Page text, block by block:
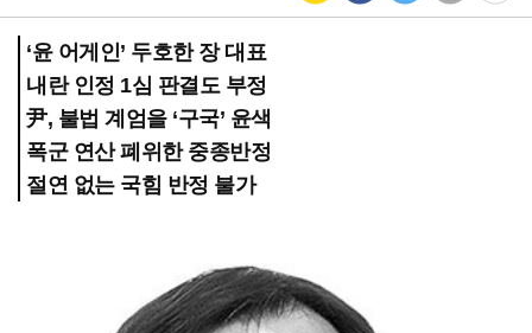
‘윤 어게인’ 두호한 장 대표
내란 인정 1심 판결도 부정
尹, 불법 계엄을 ‘구국’ 윤색
폭군 연산 폐위한 중종반정
절연 없는 국힘 반정 불가